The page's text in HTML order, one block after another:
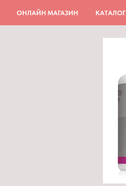
ОНЛАЙН МАГАЗИН КАТАЛОГ